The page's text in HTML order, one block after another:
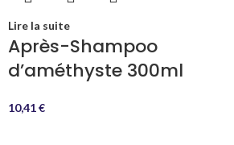
Lire la suite
Après-Shampoo
d’améthyste 300ml
10,41€